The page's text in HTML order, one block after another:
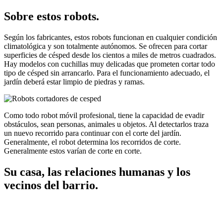
Sobre estos robots.
Según los fabricantes, estos robots funcionan en cualquier condición
climatológica y son totalmente autónomos. Se ofrecen para cortar
superficies de césped desde los cientos a miles de metros cuadrados.
Hay modelos con cuchillas muy delicadas que prometen cortar todo
tipo de césped sin arrancarlo. Para el funcionamiento adecuado, el
jardín deberá estar limpio de piedras y ramas.
Como todo robot móvil profesional, tiene la capacidad de evadir
obstáculos, sean personas, animales u objetos. Al detectarlos traza
un nuevo recorrido para continuar con el corte del jardín.
Generalmente, el robot determina los recorridos de corte.
Generalmente estos varían de corte en corte.
Su casa, las relaciones humanas y los
vecinos del barrio.